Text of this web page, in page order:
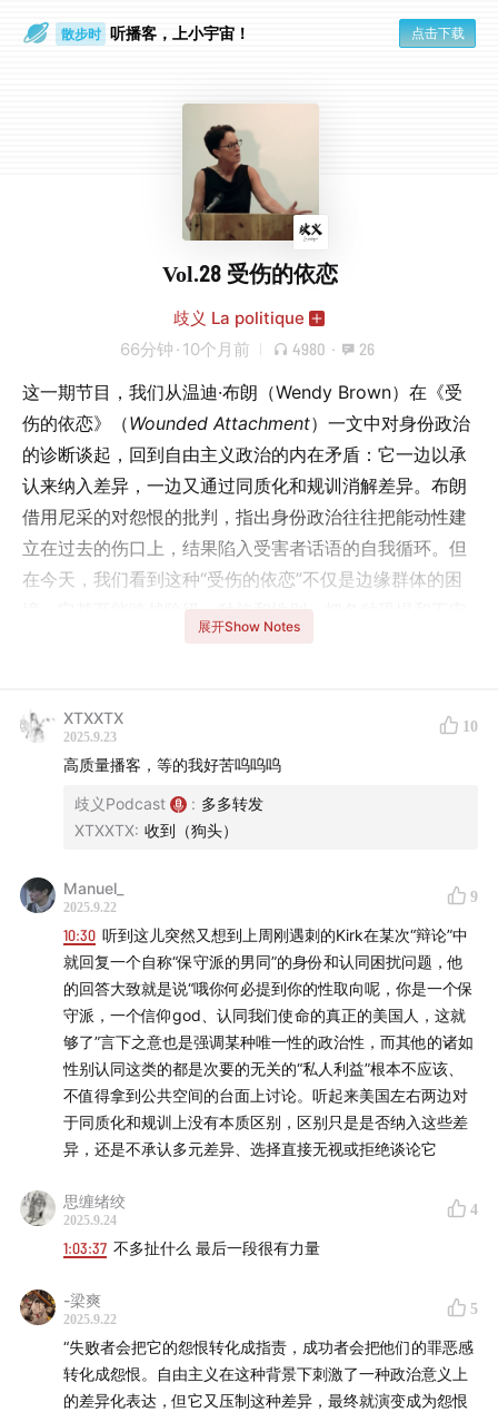
散步时 听播客，上小宇宙！ 点击下载
Vol.28 受伤的依恋
歧义 La politique
66分钟 · 10个月前 4980 · 26
这一期节目，我们从温迪·布朗（Wendy Brown）在《受
伤的依恋》（Wounded Attachment）一文中对身份政治
的诊断谈起，回到自由主义政治的内在矛盾：它一边以承
认来纳入差异，一边又通过同质化和规训消解差异。布朗
借用尼采的对怨恨的批判，指出身份政治往往把能动性建
立在过去的伤口上，结果陷入受害者话语的自我循环。但
在今天，我们看到这种“受伤的依恋”不仅是边缘群体的困
境，它甚至能跨越阶级、种族和性别，把各种恐惧和不安
创伤、怨恨与欲望之间寻找别的政治可能？
主播：Evan，文化研究学者
时间轴：
00:00:19社交媒体上的受害者身份政治
00:03:43身份政治与自由主义的内在矛盾
00:08:46 治安秩序与政治的区别
00:11:55 中产阶级作为政治想象的框架
00:15:57 布朗与福柯权力观的差异
00:23:21布朗借鉴尼采对怨恨政治的批判
00:35:23布朗的理论中的主体姿态
00:45:06缺失的情动视角
展开Show Notes
XTXXTX
2025.9.23
10
高质量播客，等的我好苦呜呜呜
歧义Podcast : 多多转发
XTXXTX: 收到（狗头）
Manuel_
2025.9.22
9
10:30 听到这儿突然又想到上周刚遇刺的Kirk在某次“辩论”中
就回复一个自称“保守派的男同”的身份和认同困扰问题，他
的回答大致就是说“哦你何必提到你的性取向呢，你是一个保
守派，一个信仰god、认同我们使命的真正的美国人，这就
够了”言下之意也是强调某种唯一性的政治性，而其他的诸如
性别认同这类的都是次要的无关的“私人利益”根本不应该、
不值得拿到公共空间的台面上讨论。听起来美国左右两边对
于同质化和规训上没有本质区别，区别只是是否纳入这些差
异，还是不承认多元差异、选择直接无视或拒绝谈论它
思缠绪绞
2025.9.24
4
1:03:37 不多扯什么 最后一段很有力量
-梁爽
2025.9.22
5
“失败者会把它的怨恨转化成指责，成功者会把他们的罪恶感
转化成怨恨。自由主义在这种背景下刺激了一种政治意义上
的差异化表达，但它又压制这种差异，最终就演变成为怨恨